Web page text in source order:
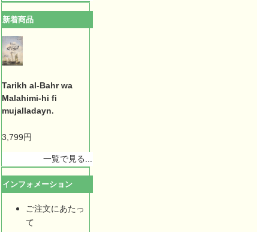
新着商品
Tarikh al-Bahr wa
Malahimi-hi fi
mujalladayn.
3,799円
一覧で見る...
インフォメーション
ご注文にあたっ
て